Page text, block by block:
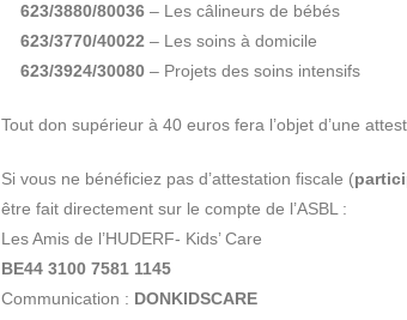
623/3880/80036 – Les câlineurs de bébés
623/3770/40022 – Les soins à domicile
623/3924/30080 – Projets des soins intensifs
Tout don supérieur à 40 euros fera l’objet d’une
Si vous ne bénéficiez pas d’attestation fiscale (
être fait directement sur le compte de l’ASBL :
Les Amis de l’HUDERF- Kids’ Care
BE44 3100 7581 1145
Communication : DONKIDSCARE